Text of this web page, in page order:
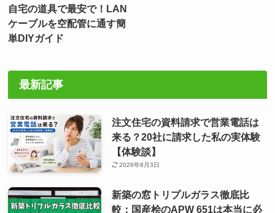
自宅の道具で最安で！LAN
ケーブルを空配管に通す簡
単DIYガイド
最新記事
注文住宅の資料請求で営業電話は
来る？20社に請求した私の実体験
【体験談】
2026年8月3日
新築の窓トリプルガラス徹底比
較：国産桧のAPW 651は本当に必